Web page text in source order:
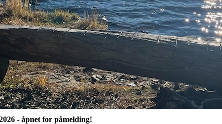
- åpnet for påmelding!